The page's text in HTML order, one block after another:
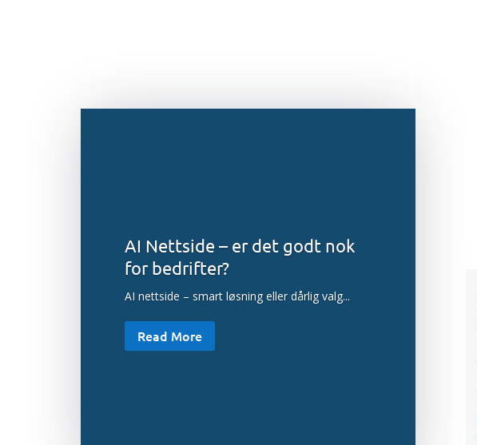
AI Nettside – er det godt nok
for bedrifter?
AI nettside – smart løsning eller dårlig valg...
Read More